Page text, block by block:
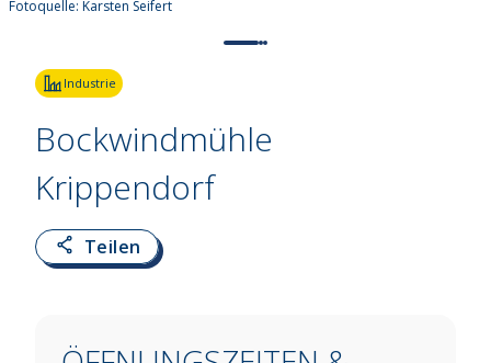
Fotoquelle: Karsten Seifert
Industrie
Bockwindmühle
Krippendorf
Teilen